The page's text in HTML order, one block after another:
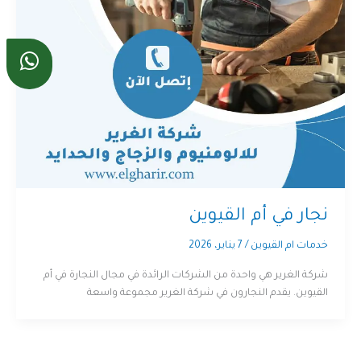
نجار في أم القيوين
خدمات ام القيوين / 7 يناير، 2026
شركة الغرير هي واحدة من الشركات الرائدة في مجال النجارة في أم
القيوين. يقدم النجارون في شركة الغرير مجموعة واسعة